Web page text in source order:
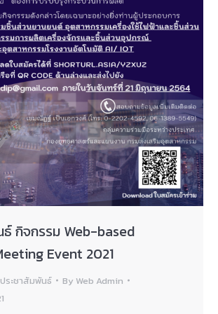
กิจกรรม Web-based
Event 2021
ระชาสัมพันธ์ By Web Admin